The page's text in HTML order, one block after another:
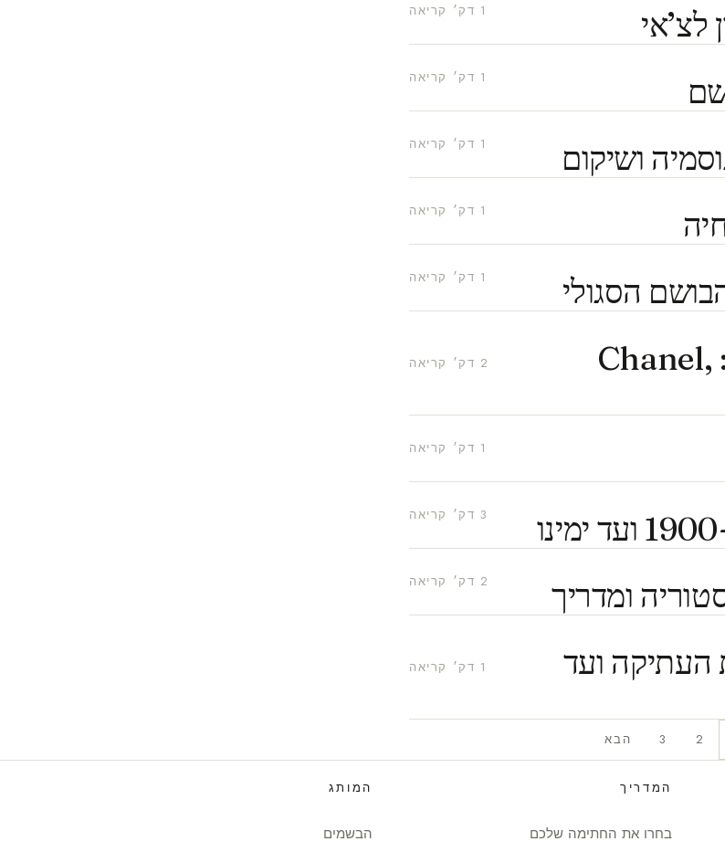
לצ’אי 1 דק׳ קריאה
1 דק׳ קריאה
ושיקום 1 דק׳ קריאה
1 דק׳ קריאה
1 דק׳ קריאה
הפרסומות היפות ביותר של בושם: Chanel,
2 דק׳ קריאה
1 דק׳ קריאה
3 דק׳ קריאה
ומדריך 2 דק׳ קריאה
(חלק 1): מהעת העתיקה ועד
1 דק׳ קריאה
2
3 הבא
המדריך
בחרו את החתימה שלכם
המותג
הבשמים